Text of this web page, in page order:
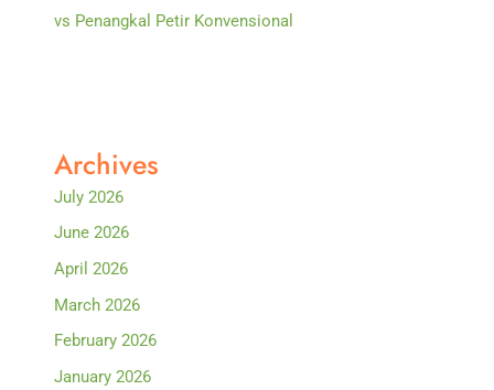
vs Penangkal Petir Konvensional
Archives
July 2026
June 2026
April 2026
March 2026
February 2026
January 2026